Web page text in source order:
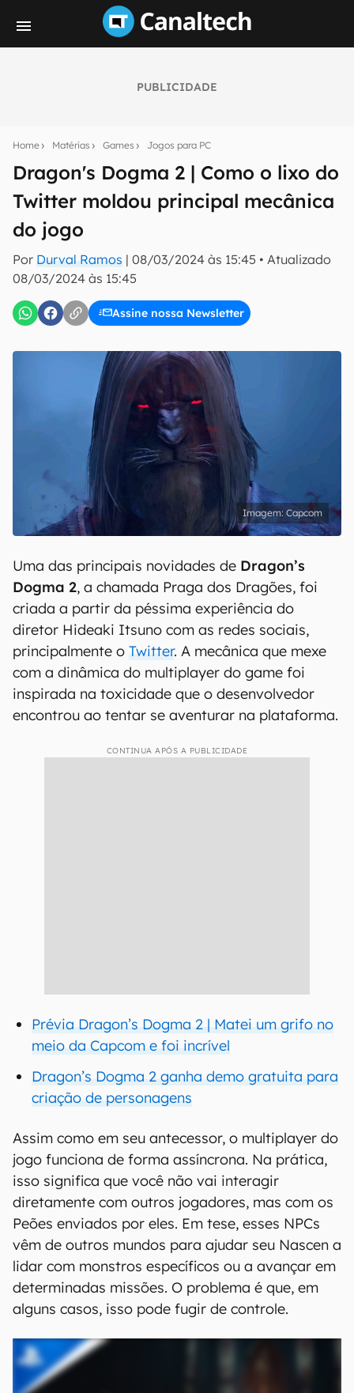
PUBLICIDADE
Home Matérias Games Jogos para PC
Dragon's Dogma 2 | Como o lixo do
Twitter moldou principal mecânica
do jogo
Por Durval Ramos | 08/03/2024 às 15:45 • Atualizado
08/03/2024 às 15:45
Assine nossa Newsletter
notícias e reviews sobre tecnologia em primeira
E-mail
inscreva-se
Confirmo que li, aceito e concordo com os Termos de
Uso e Política de Privacidade do Canaltech.
Capcom
Uma das principais novidades de Dragon’s
Dogma 2, a chamada Praga dos Dragões, foi
criada a partir da péssima experiência do
diretor Hideaki Itsuno com as redes sociais,
principalmente o Twitter. A mecânica que mexe
com a dinâmica do multiplayer do game foi
inspirada na toxicidade que o desenvolvedor
encontrou ao tentar se aventurar na plataforma.
CONTINUA APÓS A PUBLICIDADE
Prévia Dragon’s Dogma 2 | Matei um grifo no
meio da Capcom e foi incrível
Dragon’s Dogma 2 ganha demo gratuita para
criação de personagens
Assim como em seu antecessor, o multiplayer do
jogo funciona de forma assíncrona. Na prática,
isso significa que você não vai interagir
diretamente com outros jogadores, mas com os
Peões enviados por eles. Em tese, esses NPCs
vêm de outros mundos para ajudar seu Nascen a
lidar com monstros específicos ou a avançar em
determinadas missões. O problema é que, em
alguns casos, isso pode fugir de controle.